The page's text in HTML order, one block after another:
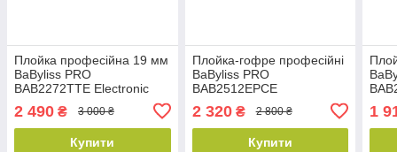
Плойка професійна 19 мм
BaByliss PRO
BAB2272TTE Electronic
2 490 ₴ 3 000 ₴
Купити
Плойка-гофре професійні
BaByliss PRO
BAB2512EPCE
2 320₴ 2 800 ₴
Купити
1